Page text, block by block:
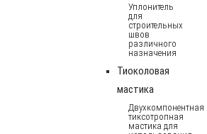
Уплонитель
для
строительных
швов
различного
назначения
Тиоколовая
мастика
Двухкомпонентная
тиксотропная
мастика для